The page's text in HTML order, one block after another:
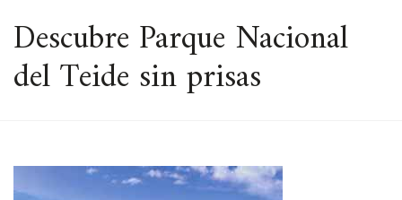
ESPACIO
Descubre Parque Nacional
del Teide sin prisas